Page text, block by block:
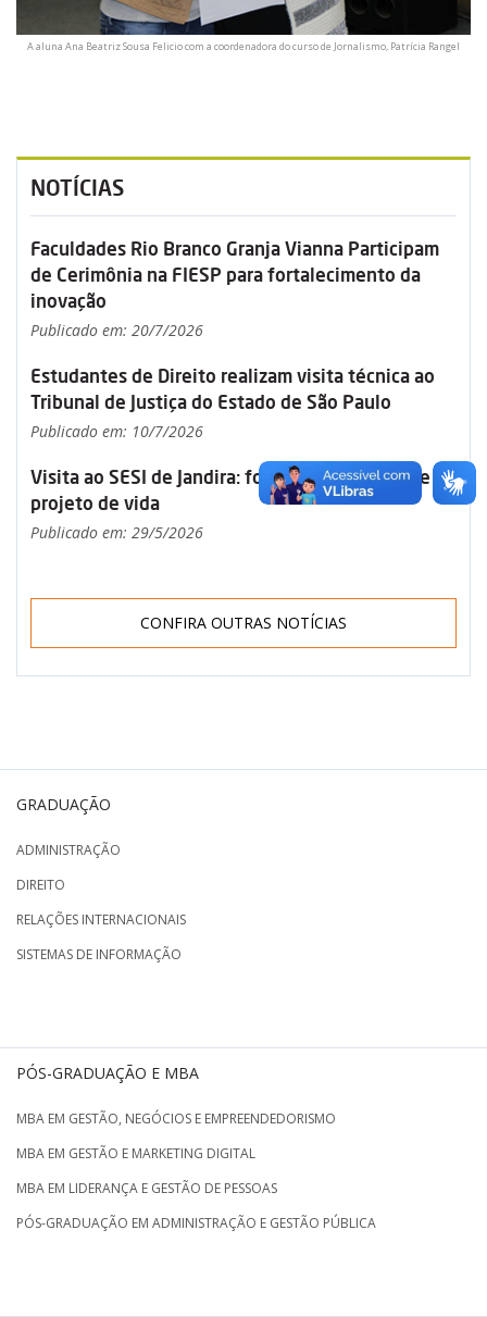
A aluna Ana Beatriz Sousa Felicio com a coordenadora do curso de Jornalismo, Patrícia Rangel
NOTÍCIAS
Faculdades Rio Branco Granja Vianna Participam
de Cerimônia na FIESP para fortalecimento da
inovação
Publicado em: 20/7/2026
Estudantes de Direito realizam visita técnica ao
Tribunal de Justiça do Estado de São Paulo
Publicado em: 10/7/2026
Visita ao SESI de Jandira: formação, propósito e
projeto de vida
Publicado em: 29/5/2026
CONFIRA OUTRAS NOTÍCIAS
GRADUAÇÃO
ADMINISTRAÇÃO
DIREITO
RELAÇÕES INTERNACIONAIS
SISTEMAS DE INFORMAÇÃO
PÓS-GRADUAÇÃO E MBA
MBA EM GESTÃO, NEGÓCIOS E EMPREENDEDORISMO
MBA EM GESTÃO E MARKETING DIGITAL
MBA EM LIDERANÇA E GESTÃO DE PESSOAS
PÓS-GRADUAÇÃO EM ADMINISTRAÇÃO E GESTÃO PÚBLICA